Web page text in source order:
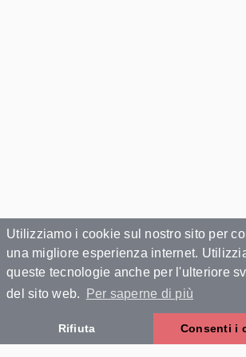
Utilizziamo i cookie sul nostro sito per
una migliore esperienza internet.
queste tecnologie anche per l'ulteriore
del sito web.
Per saperne di più
Rifiuta Consenti i